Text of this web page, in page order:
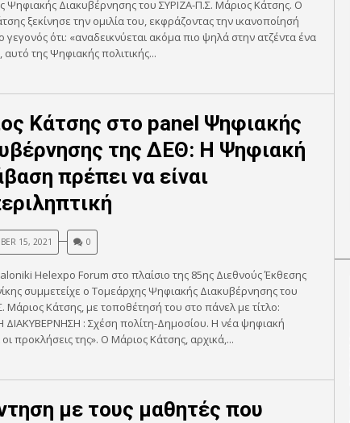
Ψηφιακής Διακυβέρνησης του ΣΥΡΙΖΑ-Π.Σ. Μάριος Κάτσης. Ο
ξεκίνησε την ομιλία του, εκφράζοντας την ικανοποίησή
γεγονός ότι: «αναδεικνύεται ακόμα πιο ψηλά στην ατζέντα ένα
αυτό της Ψηφιακής πολιτικής...
Κάτσης στο panel Ψηφιακής
της ΔΕΘ: Η Ψηφιακή
πρέπει να είναι
15, 2021 0
Helexpo Forum στο πλαίσιο της 85ης Διεθνούς Έκθεσης
συμμετείχε ο Τομεάρχης Ψηφιακής Διακυβέρνησης του
Μάριος Κάτσης, με τοποθέτησή του στο πάνελ με τίτλο:
: Σχέση πολίτη-Δημοσίου. Η νέα ψηφιακή
προκλήσεις της». Ο Μάριος Κάτσης, αρχικά,...
με τους μαθητές που